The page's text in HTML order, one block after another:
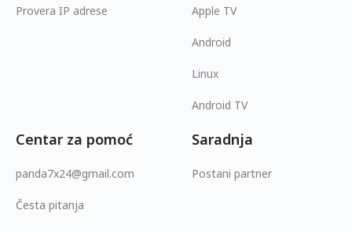
Provera IP adrese Apple TV
Android
Linux
Android TV
Centar za pomoć
panda7x24@gmail.com
Česta pitanja
Saradnja
Postani partner